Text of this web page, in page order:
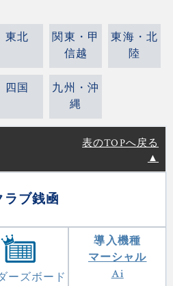
東北
関東・甲
信越
東海・北
陸
四国
九州・沖
縄
表のTOPへ戻る
▲
ブ銭凾
ーズボード
導入機種
マーシャル
Ai